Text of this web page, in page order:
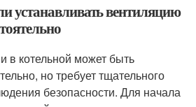
устанавливать вентиляцию
в котельной может быть
но требует тщательного
безопасности. Для начала